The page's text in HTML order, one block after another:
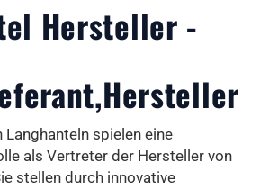
Hersteller -
Langhanteln spielen eine
als Vertreter der Hersteller von
stellen durch innovative